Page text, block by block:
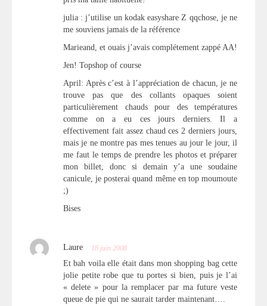
julia : j’utilise un kodak easyshare Z qqchose, je ne
me souviens jamais de la référence
Marieand, et ouais j’avais complétement zappé AA!
Jen! Topshop of course
April: Après c’est à l’appréciation de chacun, je ne
trouve pas que des collants opaques soient
particulièrement chauds pour des températures
comme on a eu ces jours derniers. Il a
effectivement fait assez chaud ces 2 derniers jours,
mais je ne montre pas mes tenues au jour le jour, il
me faut le temps de prendre les photos et préparer
mon billet, donc si demain y’a une soudaine
canicule, je posterai quand même en top moumoute
;)
Bises
Laure 18 juin 2008
Et bah voila elle était dans mon shopping bag cette
jolie petite robe que tu portes si bien, puis je l’ai
« delete » pour la remplacer par ma future veste
queue de pie qui ne saurait tarder maintenant….